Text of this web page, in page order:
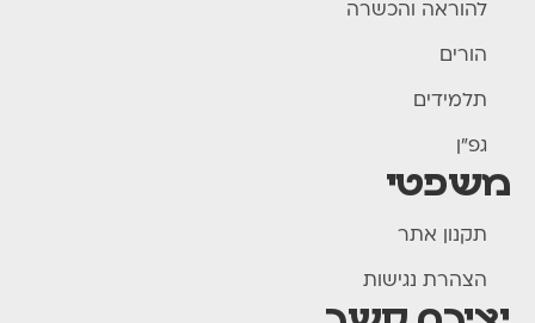
להוראה והכשרה
הורים
תלמידים
גפ"ן
משפטי
תקנון אתר
הצהרת נגישות